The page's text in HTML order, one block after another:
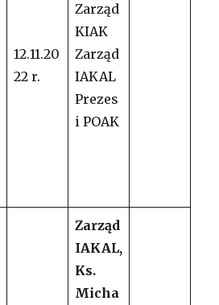
12.11.20
22 r.
Zarząd
KIAK
Zarząd
IAKAL
Prezes
i POAK
Zarząd
IAKAL,
Ks.
Micha